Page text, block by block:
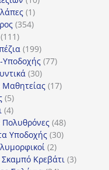
11
προϊόν
354354
111111
προϊόντα
199199
προϊόντα
Υποδοχής 7777
3030
προϊόντα
Μαθητείας 1717
55
προϊόντα
44
προϊόντα
Πολυθρόνες 4848
προϊόντα
Υποδοχής 3030
22
προϊόντα
Κρεβάτι 33